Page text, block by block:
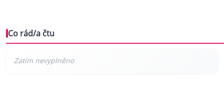
Co rád/a čtu